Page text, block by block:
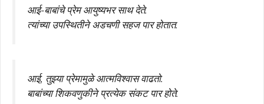
आई-बाबांचे प्रेम आयुष्यभर साथ देते.
त्यांच्या उपस्थितीने अडचणी सहज पार होतात.
आई, तुझ्या प्रेमामुळे आत्मविश्वास वाढतो.
बाबांच्या शिकवणुकीने प्रत्येक संकट पार होते.